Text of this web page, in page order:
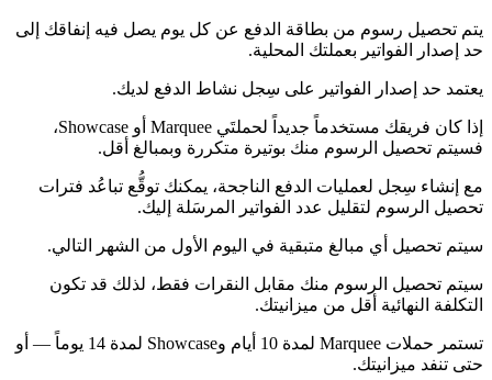
يتم تحصيل رسوم من بطاقة الدفع عن كل يوم يصل فيه إنفاقك إلى
حد إصدار الفواتير بعملتك المحلية.
يعتمد حد إصدار الفواتير على سِجل نشاط الدفع لديك.
إذا كان فريقك مستخدماً جديداً لحملتَي Marquee أو Showcase،
فسيتم تحصيل الرسوم منك بوتيرة متكررة وبمبالغ أقل.
مع إنشاء سِجل لعمليات الدفع الناجحة، يمكنك توقُّع تباعُد فترات
تحصيل الرسوم لتقليل عدد الفواتير المرسَلة إليك.
سيتم تحصيل أي مبالغ متبقية في اليوم الأول من الشهر التالي.
سيتم تحصيل الرسوم منك مقابل النقرات فقط، لذلك قد تكون
التكلفة النهائية أقل من ميزانيتك.
تستمر حملات Marquee لمدة 10 أيام وShowcase لمدة 14 يوماً — أو
حتى تنفد ميزانيتك.